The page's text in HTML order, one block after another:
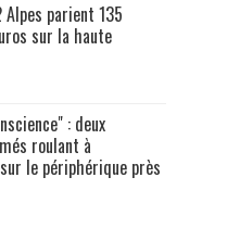
Alpes parient 135
sur la haute
: deux
roulant à
le périphérique près